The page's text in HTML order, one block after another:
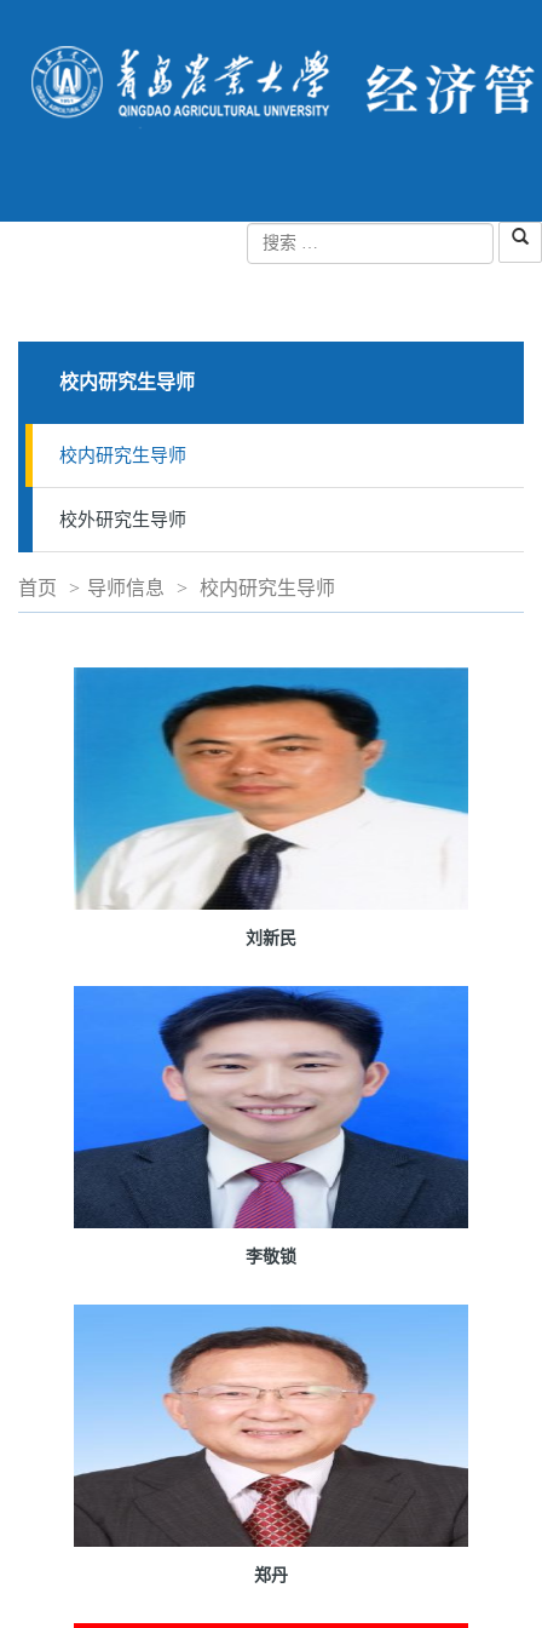
校内研究生导师
校内研究生导师
校外研究生导师
首页 > 导师信息 > 校内研究生导师
刘新民
李敬锁
郑丹